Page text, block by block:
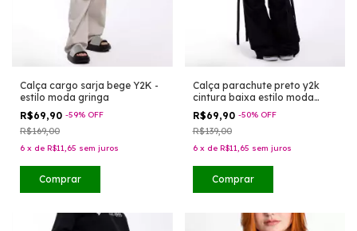
Calça cargo sarja bege Y2K -
estilo moda gringa
R$69,90 -59% OFF
R$169,00
6 x de R$11,65 sem juros
Comprar
Calça parachute preto y2k
cintura baixa estilo moda
gringa
R$69,90 -50% OFF
R$139,00
6 x de R$11,65 sem juros
Comprar